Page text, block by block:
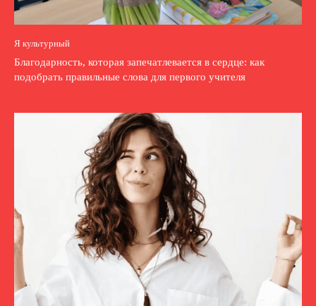
Я культурный
Благодарность, которая запечатлевается в сердце: как
подобрать правильные слова для первого учителя